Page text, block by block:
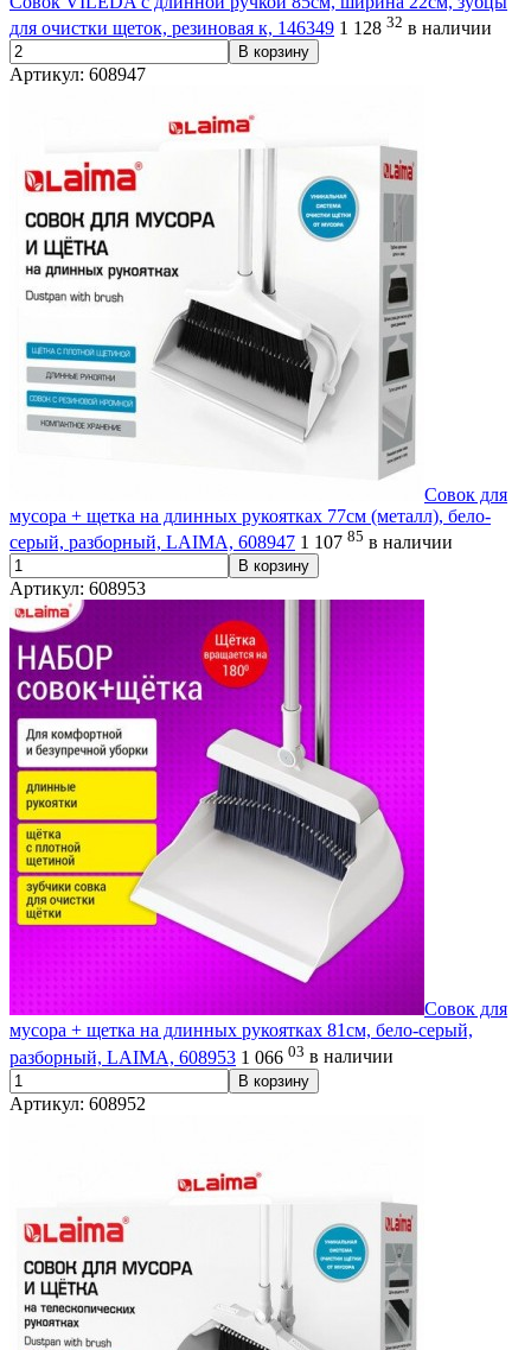
для очистки щеток, резиновая к, 146349 1 128 32 в наличии
В корзину
Артикул: 608947
Совок для
мусора + щетка на длинных рукоятках 77см (металл), бело-
серый, разборный, LAIMA, 608947 1 107 85 в наличии
В корзину
Артикул: 608953
Совок для
мусора + щетка на длинных рукоятках 81см, бело-серый,
разборный, LAIMA, 608953 1 066 03 в наличии
В корзину
Артикул: 608952